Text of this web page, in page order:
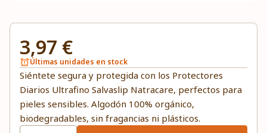
3,97 €
Últimas unidades en stock
Siéntete segura y protegida con los Protectores
Diarios Ultrafino Salvaslip Natracare, perfectos para
pieles sensibles. Algodón 100% orgánico,
biodegradables, sin fragancias ni plásticos.